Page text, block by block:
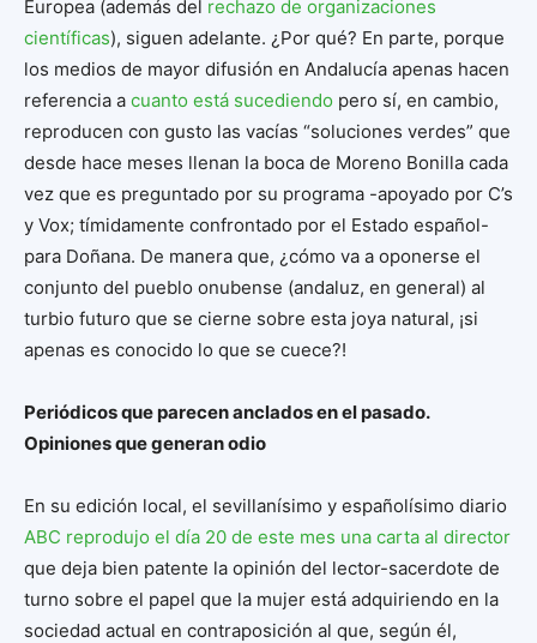
Europea (además del rechazo de organizaciones
científicas), siguen adelante. ¿Por qué? En parte, porque
los medios de mayor difusión en Andalucía apenas hacen
referencia a cuanto está sucediendo pero sí, en cambio,
reproducen con gusto las vacías “soluciones verdes” que
desde hace meses llenan la boca de Moreno Bonilla cada
vez que es preguntado por su programa -apoyado por C’s
y Vox; tímidamente confrontado por el Estado español-
para Doñana. De manera que, ¿cómo va a oponerse el
conjunto del pueblo onubense (andaluz, en general) al
turbio futuro que se cierne sobre esta joya natural, ¡si
apenas es conocido lo que se cuece?!
Periódicos que parecen anclados en el pasado.
Opiniones que generan odio
En su edición local, el sevillanísimo y españolísimo diario
ABC reprodujo el día 20 de este mes una carta al director
que deja bien patente la opinión del lector-sacerdote de
turno sobre el papel que la mujer está adquiriendo en la
sociedad actual en contraposición al que, según él,